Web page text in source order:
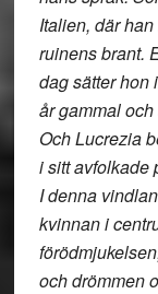
Italien, där
ruinens brant.
dag sätter hon
år gammal
Och Lucrezia
i sitt avfolkade
I denna
kvinnan i
och drömmen